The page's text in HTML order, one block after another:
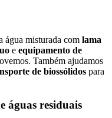
água misturada com lama
e equipamento de
Também ajudamos
de biossólidos para
águas residuais